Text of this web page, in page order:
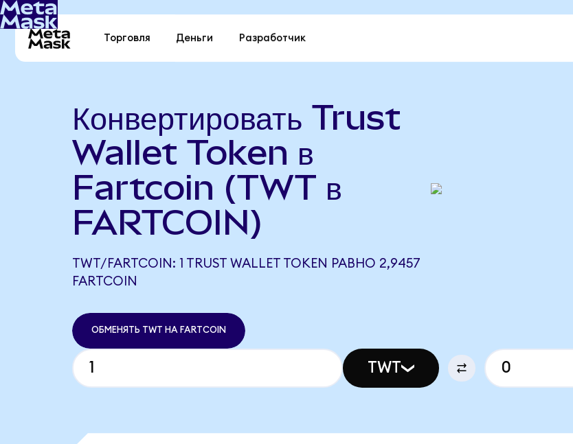
Торговля Деньги Разработчик
Конвертировать Trust
Wallet Token в
Fartcoin (TWT в
FARTCOIN)
TWT/FARTCOIN: 1 TRUST WALLET TOKEN РАВНО 2,9457
FARTCOIN
ОБМЕНЯТЬ TWT НА FARTCOIN
TWT